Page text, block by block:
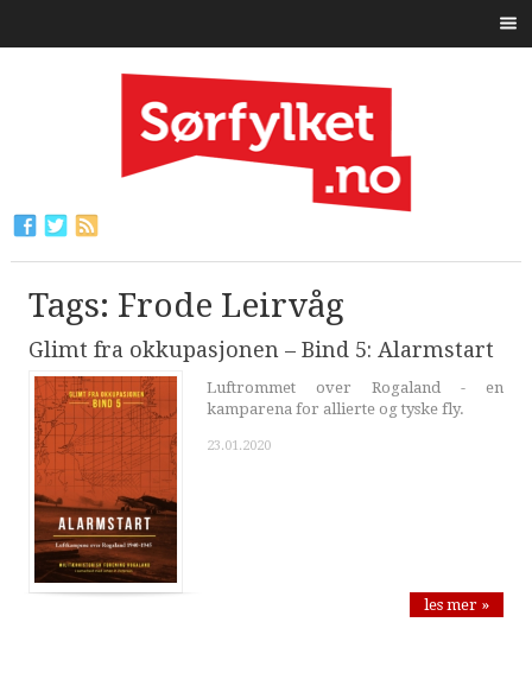
Tags: Frode Leirvåg
Glimt fra okkupasjonen – Bind 5: Alarmstart
Luftrommet over Rogaland - en
kamparena for allierte og tyske fly.
23.01.2020
les mer »